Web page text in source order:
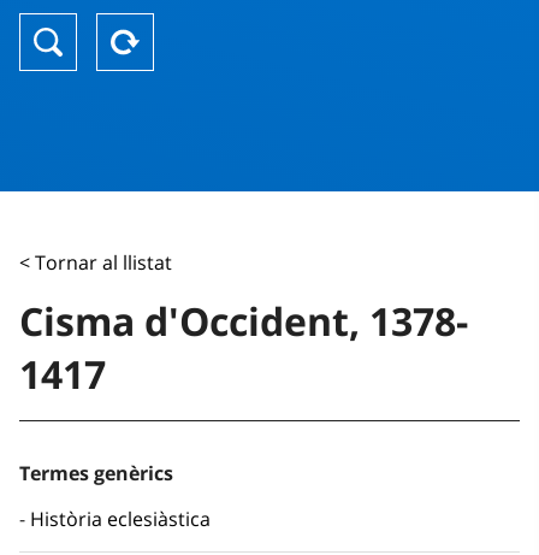
< Tornar al llistat
Cisma d'Occident, 1378-
1417
Termes genèrics
Història eclesiàstica